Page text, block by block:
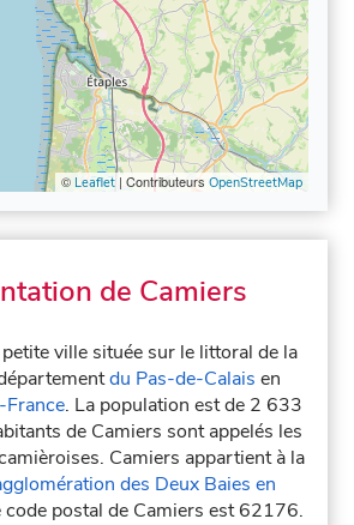
© Leaflet| Contributeurs OpenStreetMap
de Camiers
ville située sur le littoral de la
du Pas-de-Calais en
. La population est de 2 633
de Camiers sont appelés les
Camiers appartient à la
des Deux Baies en
code postal de Camiers est 62176.